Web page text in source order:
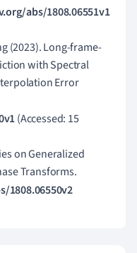
abs/1808.06551v1
(2023). Long-frame-
with Spectral
Error
(Accessed: 15
on Generalized
Transforms.
1808.06550v2